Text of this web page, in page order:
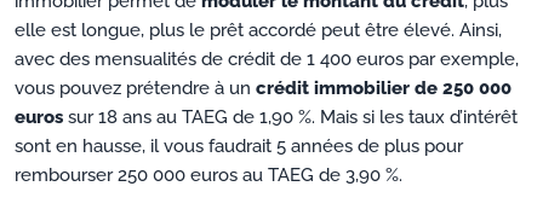
elle est longue, plus le prêt accordé peut être élevé. Ainsi,
avec des mensualités de crédit de 1 400 euros par exemple,
vous pouvez prétendre à un crédit immobilier de 250 000
euros sur 18 ans au TAEG de 1,90 %. Mais si les taux d’intérêt
sont en hausse, il vous faudrait 5 années de plus pour
rembourser 250 000 euros au TAEG de 3,90 %.